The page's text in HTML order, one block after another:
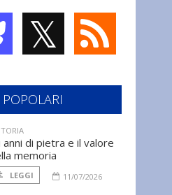
𝕏
anni di pietra e il valore
memoria
LEGGI 11/07/2026